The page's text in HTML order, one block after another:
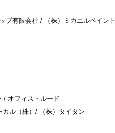
プ有限会社 / （株）ミカエルペイント
/ オフィス・ルード
ル（株）/ （株）タイタン